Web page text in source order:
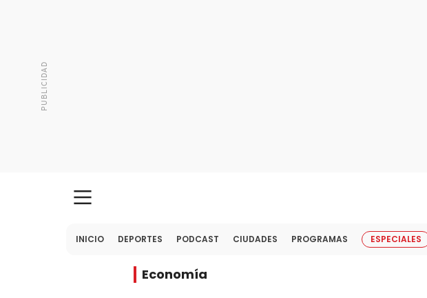
INICIO DEPORTES PODCAST CIUDADES PROGRAMAS ESPECIALES
Economía